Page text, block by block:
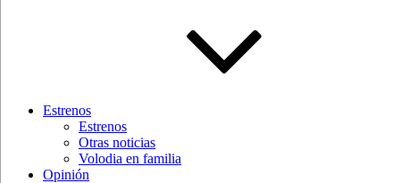
Estrenos
Estrenos
Otras noticias
Volodia en familia
Opinión